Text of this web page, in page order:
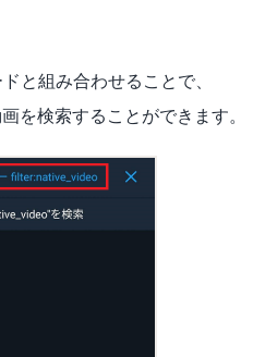
と組み合わせることで、
を検索することができます。